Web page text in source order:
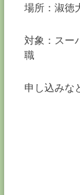
場所：淑徳
対象：スー
職
申し込みな